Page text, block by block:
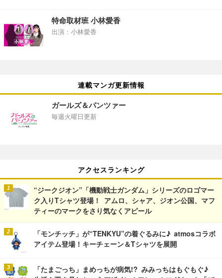
特命取材班 小林愛香
出演：小林愛香
連載マンガ更新情報
ガールズ＆パンツァー
毎週火曜日更新
アクセスランキング
“ジークジオン”「機動戦士ガンダム」シリーズのロゴマー
ク入りTシャツ登場！ アムロ、シャア、ジオン公国、マフ
ティーのマークをさり気なくアピール
「モンチッチ」が“TENKYU”の着ぐるみに♪ atmosコラボ
アイテム登場！キーチェーン＆Tシャツを展開
「たまごっち」まめっちが病気!? みみっちはもぐもぐ♪